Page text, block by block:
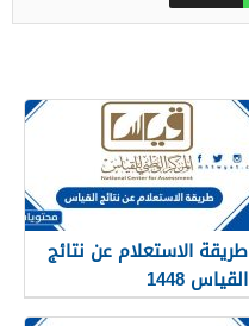
طريقة الاستعلام عن نتائج
القياس 1448